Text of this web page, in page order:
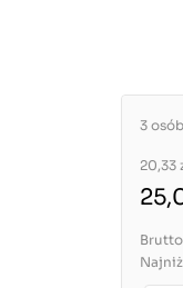
3
20,33
Brutto